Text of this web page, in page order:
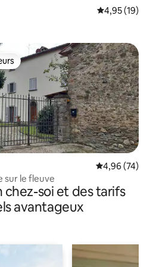
Évaluation
4,95 (19)
les plus appréciés
Évaluation
4,96 (74)
sur le fleuve
soi et des tarifs
avantageux